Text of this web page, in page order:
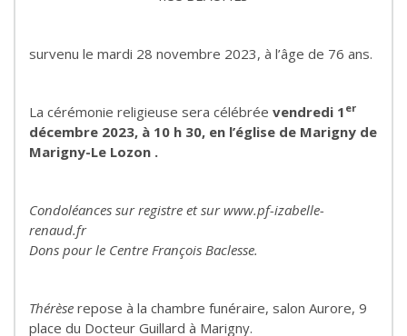
survenu le mardi 28 novembre 2023, à l’âge de 76 ans.
La cérémonie religieuse sera célébrée vendredi 1 er
décembre 2023, à 10 h 30, en l’église de Marigny de
Marigny-Le Lozon .
Condoléances sur registre et sur www.pf-izabelle-
renaud.fr
Dons pour le Centre François Baclesse.
Thérèse repose à la chambre funéraire, salon Aurore, 9
place du Docteur Guillard à Marigny.